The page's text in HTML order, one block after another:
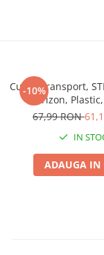
-10%
Cușcă Transport,
Horizon,
48x32x30
67,99 RON
IN
ADAUGA IN